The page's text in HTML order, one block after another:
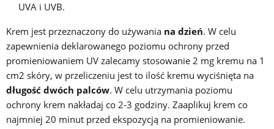
UVA i UVB.
Krem jest przeznaczony do używania na dzień. W celu
zapewnienia deklarowanego poziomu ochrony przed
promieniowaniem UV zalecamy stosowanie 2 mg kremu na 1
cm2 skóry, w przeliczeniu jest to ilość kremu wyciśnięta na
długość dwóch palców. W celu utrzymania poziomu
ochrony krem nakładaj co 2-3 godziny. Zaaplikuj krem co
najmniej 20 minut przed ekspozycją na promieniowanie.